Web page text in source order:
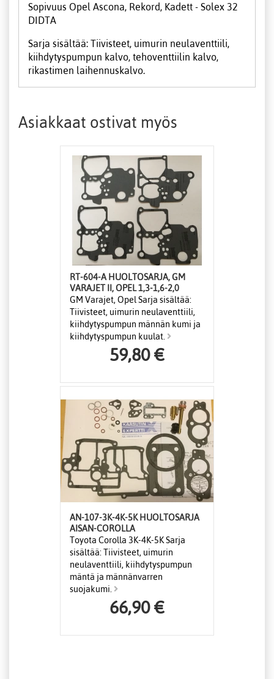
Sopivuus Opel Ascona, Rekord, Kadett - Solex 32
DIDTA
Sarja sisältää: Tiivisteet, uimurin neulaventtiili,
kiihdytyspumpun kalvo, tehoventtiilin kalvo,
rikastimen laihennuskalvo.
Asiakkaat ostivat myös
RT-604-A HUOLTOSARJA, GM
VARAJET II, OPEL 1,3-1,6-2,0
GM Varajet, Opel Sarja sisältää:
Tiivisteet, uimurin neulaventtiili,
kiihdytyspumpun männän kumi ja
kiihdytyspumpun kuulat.
59,80 €
AN-107-3K-4K-5K HUOLTOSARJA
AISAN-COROLLA
Toyota Corolla 3K-4K-5K Sarja
sisältää: Tiivisteet, uimurin
neulaventtiili, kiihdytyspumpun
mäntä ja männänvarren
suojakumi.
66,90 €